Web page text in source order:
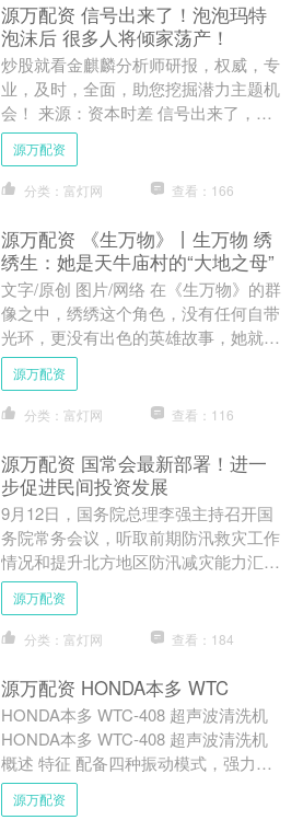
源万配资 信号出来了！泡泡玛特
泡沫后 很多人将倾家荡产！
炒股就看金麒麟分析师研报，权威，专
业，及时，全面，助您挖掘潜力主题机
会！ 来源：资本时差 信号出来了，等
泡泡玛特泡沫破裂后，很多人将倾家荡
产！ 从现在开始破灭会....
源万配资
分类：富灯网 查看：166
源万配资 《生万物》丨生万物 绣
绣生：她是天牛庙村的“大地之母”
文字/原创 图片/网络 在《生万物》的群
像之中，绣绣这个角色，没有任何自带
光环，更没有出色的英雄故事，她就是
天牛庙村土里长出来的，正好把“生万
物”几个字诠释得淋....
源万配资
分类：富灯网 查看：116
源万配资 国常会最新部署！进一
步促进民间投资发展
9月12日，国务院总理李强主持召开国
务院常务会议，听取前期防汛救灾工作
情况和提升北方地区防汛减灾能力汇
报；部署进一步促进民间投资发展的若
干措施；研究完善海外综合....
源万配资
分类：富灯网 查看：184
源万配资 HONDA本多 WTC
HONDA本多 WTC-408 超声波清洗机
HONDA本多 WTC-408 超声波清洗机
概述 特征 配备四种振动模式，强力清
洁，有效减少不均匀。 ・STAN....
源万配资